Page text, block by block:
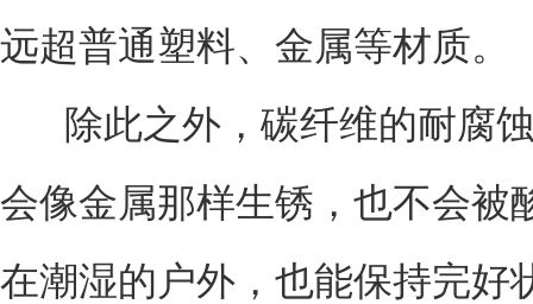
远超普通塑料、金属等材质。
除此之外，碳纤维的耐腐蚀
会像金属那样生锈，也不会被
在潮湿的户外，也能保持完好